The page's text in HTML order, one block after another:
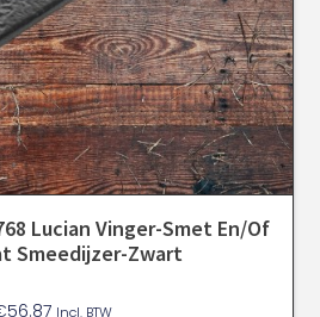
Lucian Vinger-Smet En/of
Smeedijzer-Zwart
56.87 Incl. BTW